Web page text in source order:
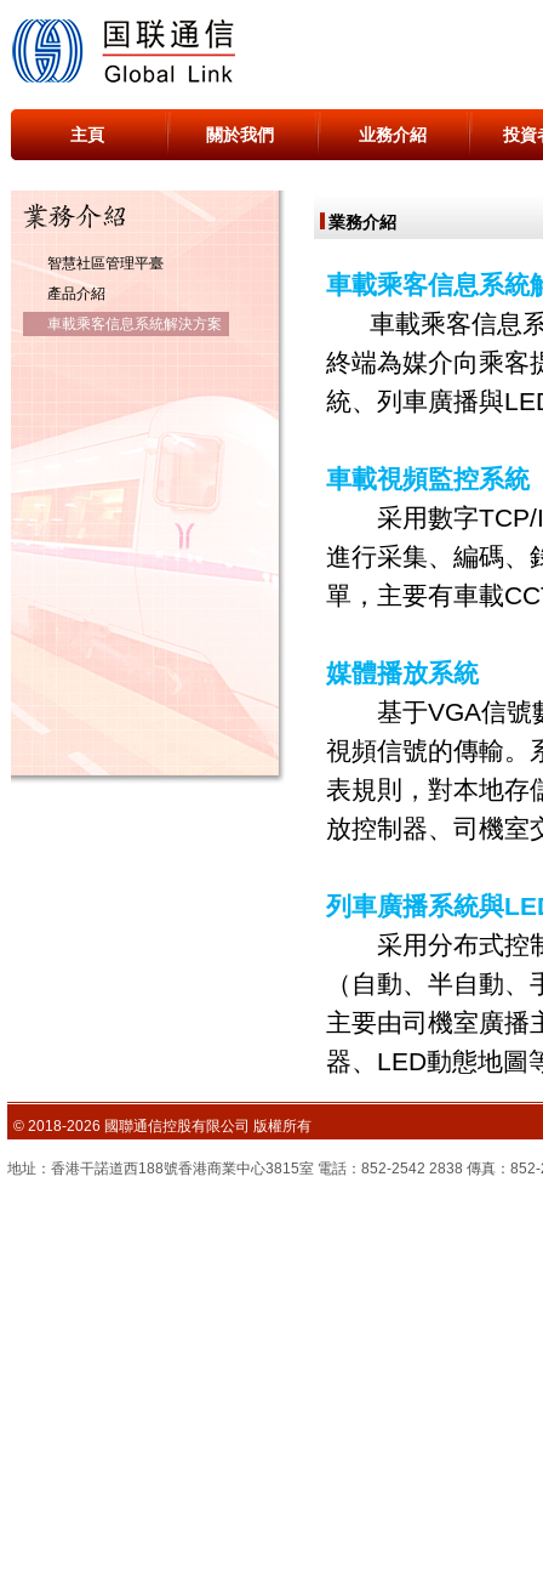
主頁 關於我們 业務介紹 投資
智慧社區管理平臺
產品介紹
車載乘客信息系統解決方案
業務介紹
車載乘客信息系統
車載乘客信息系
終端為媒介向乘客
統、列車廣播與
車載視頻監控系統
采用數字TCP/IP
進行采集、編碼、
單，主要有車載
媒體播放系統
基于VGA信號數
視頻信號的傳輸。
表規則，對本地存
放控制器、司機室
列車廣播系統與
采用分布式控制
（自動、半自動
主要由司機室廣播
器、LED動態地圖
© 2018-2026 國聯通信控股有限公司 版權所有
地址：香港干諾道西188號香港商業中心3815室 電話：852-2542 2838 傳真：